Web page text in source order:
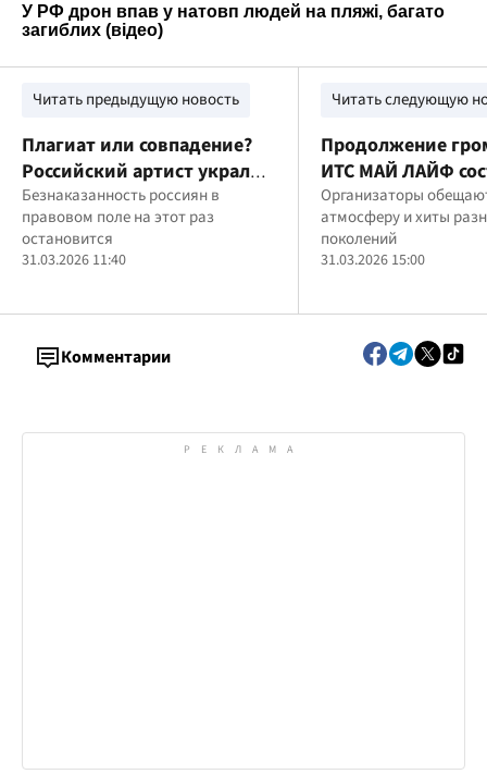
Читать предыдущую новость
Плагиат или совпадение?
Российский артист украл
песню автора
"Смарагдового неба"
DREVO
Безнаказанность россиян в
правовом поле на этот раз
остановится
31.03.2026 11:40
Читать следующую
Продолжение
ИТС МАЙ ЛАЙФ
формате after
Организаторы
атмосферу и хиты
поколений
31.03.2026 15:00
Комментарии